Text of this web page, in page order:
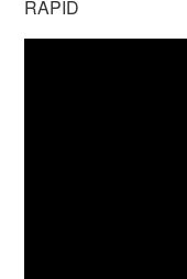
RAPID